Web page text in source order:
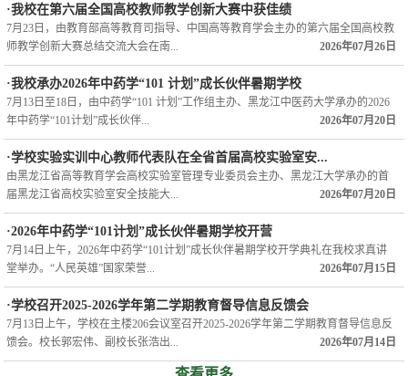
·我校在第六届全国高校教师教学创新大赛中获佳绩
7月23日，由教育部高等教育司指导、中国高等教育学会主办的第六届全国高校教
师教学创新大赛总结交流大会在南...
2026年07月26日
·我校承办2026年中药学“101 计划”成长伙伴暑期学校
7月13日至18日，由中药学“101 计划”工作组主办、黑龙江中医药大学承办的2026
年中药学“101计划”成长伙伴...
2026年07月20日
·学校实验实训中心教师代表队在全省首届高校实验室安...
由黑龙江省高等教育学会高校实验室管理专业委员会主办、黑龙江大学承办的首
届黑龙江省高校实验室安全技能大...
2026年07月20日
·2026年中药学“101计划”成长伙伴暑期学校开营
7月14日上午，2026年中药学“101计划”成长伙伴暑期学校开学典礼在我校求真讲
堂举办。“人民英雄”国家荣誉...
2026年07月15日
·学校召开2025-2026学年第二学期教育督导信息反馈会
7月13日上午，学校在主楼206会议室召开2025-2026学年第二学期教育督导信息反
馈会。校长郭宏伟、副校长张浩出...
2026年07月14日